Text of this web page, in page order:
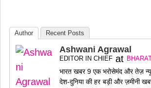
Author Recent Posts
Ashwani Agrawal
EDITOR IN CHIEF at
भारत खबर 9 एक भरोसेमंद और तेज़
देश-दुनिया की हर बड़ी और ज़मीनी